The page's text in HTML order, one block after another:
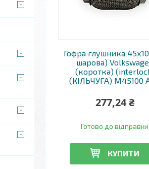
Гофра глушника
шарова)
(коротка)
(КІЛЬЧУГА) M45100
277,24 ₴
Готово до відправки
КУПИТИ